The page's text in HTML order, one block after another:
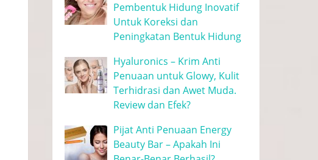
Pembentuk Hidung Inovatif
Untuk Koreksi dan
Peningkatan Bentuk Hidung
Hyaluronics – Krim Anti
Penuaan untuk Glowy, Kulit
Terhidrasi dan Awet Muda.
Review dan Efek?
Pijat Anti Penuaan Energy
Beauty Bar – Apakah Ini